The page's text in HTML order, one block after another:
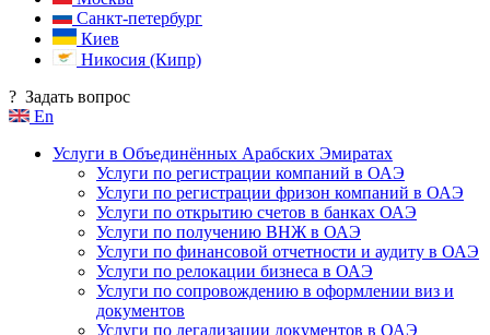
Санкт-петербург
Киев
Никосия (Кипр)
? Задать вопрос
En
Услуги в Объединённых Арабских Эмиратах
Услуги по регистрации компаний в ОАЭ
Услуги по регистрации фризон компаний в ОАЭ
Услуги по открытию счетов в банках ОАЭ
Услуги по получению ВНЖ в ОАЭ
Услуги по финансовой отчетности и аудиту в ОАЭ
Услуги по релокации бизнеса в ОАЭ
Услуги по сопровождению в оформлении виз и
документов
Услуги по легализации документов в ОАЭ